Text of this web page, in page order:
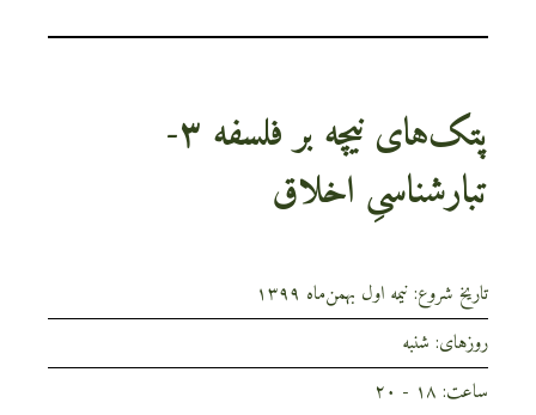
پتک‌های نیچه بر فلسفه ۳-
تبارشناسیِ اخلاق
تاریخ شروع: نیمه اول بهمن‌‌ماه ۱۳۹۹
روزهای: شنبه‌
ساعت: ۱۸ - ۲۰